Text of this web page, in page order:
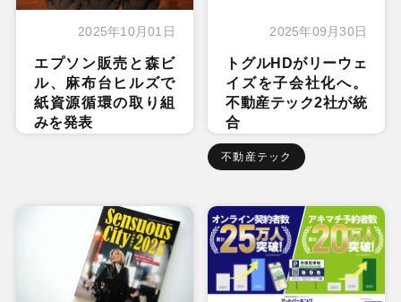
2025年10月01日
エプソン販売と森ビ
ル、麻布台ヒルズで
紙資源循環の取り組
みを発表
2025年09月30日
トグルHDがリーウェ
イズを子会社化へ。
不動産テック2社が統
合
不動産テック